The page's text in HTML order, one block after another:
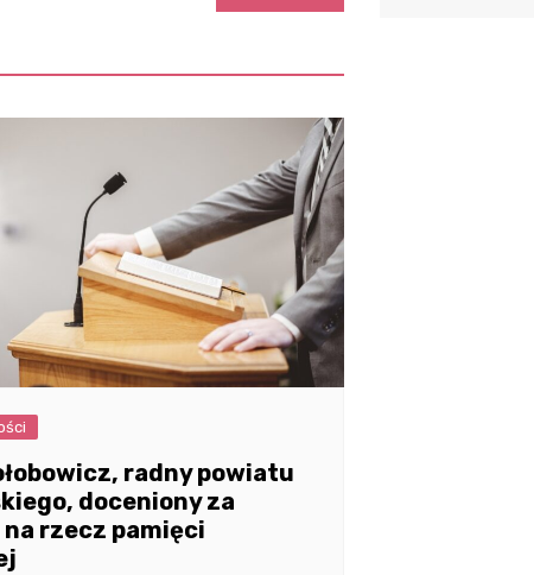
radny powiatu
doceniony za
na rzecz pamięci